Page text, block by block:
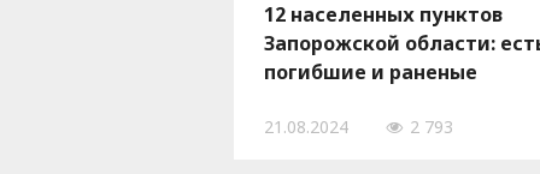
12 населенных пунктов
Запорожской области:
погибшие и раненые
21.08.2024 2 793